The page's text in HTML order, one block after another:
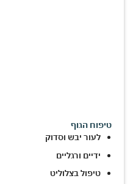
טיפוח הגוף
לעור יבש וסדוק
ידיים ורגליים
טיפול בצלוליט